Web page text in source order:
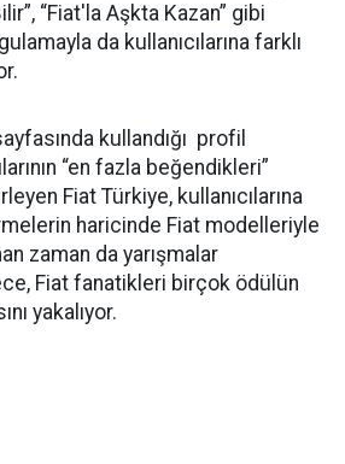
“Fiat'la Aşkta Kazan” gibi
da kullanıcılarına farklı
kullandığı profil
“en fazla beğendikleri”
Fiat Türkiye, kullanıcılarına
haricinde Fiat modelleriyle
zaman da yarışmalar
Fiat fanatikleri birçok ödülün
yakalıyor.